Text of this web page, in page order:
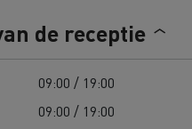
de receptie
09:00 / 19:00
09:00 / 19:00